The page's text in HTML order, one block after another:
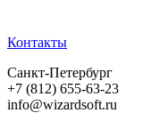
Контакты
Санкт-Петербург
+7 (812) 655-63-23
info@wizardsoft.ru